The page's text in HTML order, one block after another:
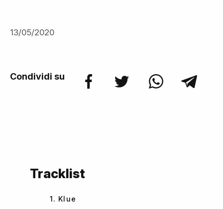
13/05/2020
Condividi su
Tracklist
1. Klue